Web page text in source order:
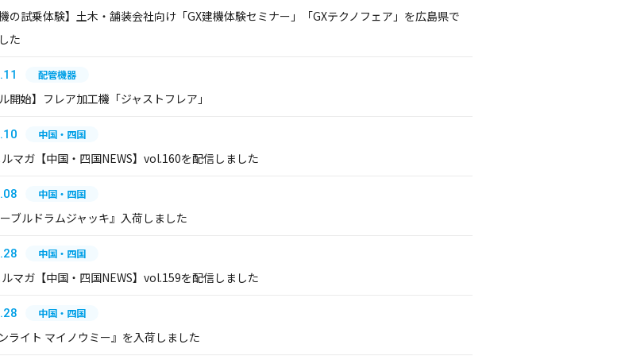
機の試乗体験】土木・舗装会社向け「GX建機体験セミナー」「GXテクノフェア」を広島県で
た
配管機器
開始】フレア加工機「ジャストフレア」
中国・四国
マガ【中国・四国NEWS】vol.160を配信しました
中国・四国
ーブルドラムジャッキ』入荷しました
中国・四国
マガ【中国・四国NEWS】vol.159を配信しました
中国・四国
ライト マイノウミー』を入荷しました